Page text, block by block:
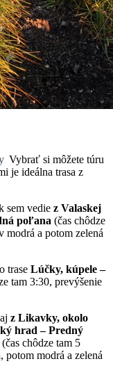
. Vybrať si môžete túru
je ideálna trasa z
sem vedie z Valaskej
poľana (čas chôdze
modrá a potom zelená
trase Lúčky, kúpele –
tam 3:30, prevýšenie
z Likavky, okolo
hrad – Predný
(čas chôdze tam 5
potom modrá a zelená